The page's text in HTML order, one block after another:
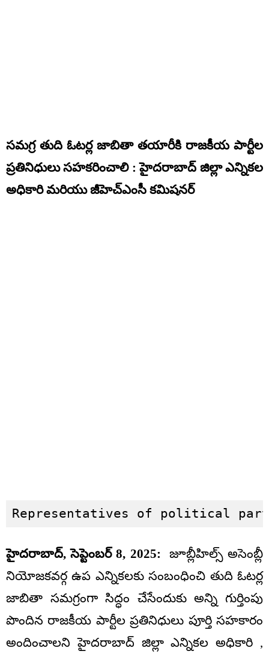
సమగ్ర తుది ఓటర్ల జాబితా తయారీకి రాజకీయ పార్టీల
ప్రతినిధులు సహకరించాలి : హైదరాబాద్ జిల్లా ఎన్నికల
అధికారి మరియు జీహెచ్ఎంసీ కమిషనర్
Representatives of political
హైదరాబాద్‌, సెప్టెంబర్ 8, 2025: జూబ్లీహిల్స్ అసెంబ్లీ
నియోజకవర్గ ఉప ఎన్నికలకు సంబంధించి తుది ఓటర్ల
జాబితా సమగ్రంగా సిద్ధం చేసేందుకు అన్ని గుర్తింపు
పొందిన రాజకీయ పార్టీల ప్రతినిధులు పూర్తి సహకారం
అందించాలని హైదరాబాద్ జిల్లా ఎన్నికల అధికారి ,